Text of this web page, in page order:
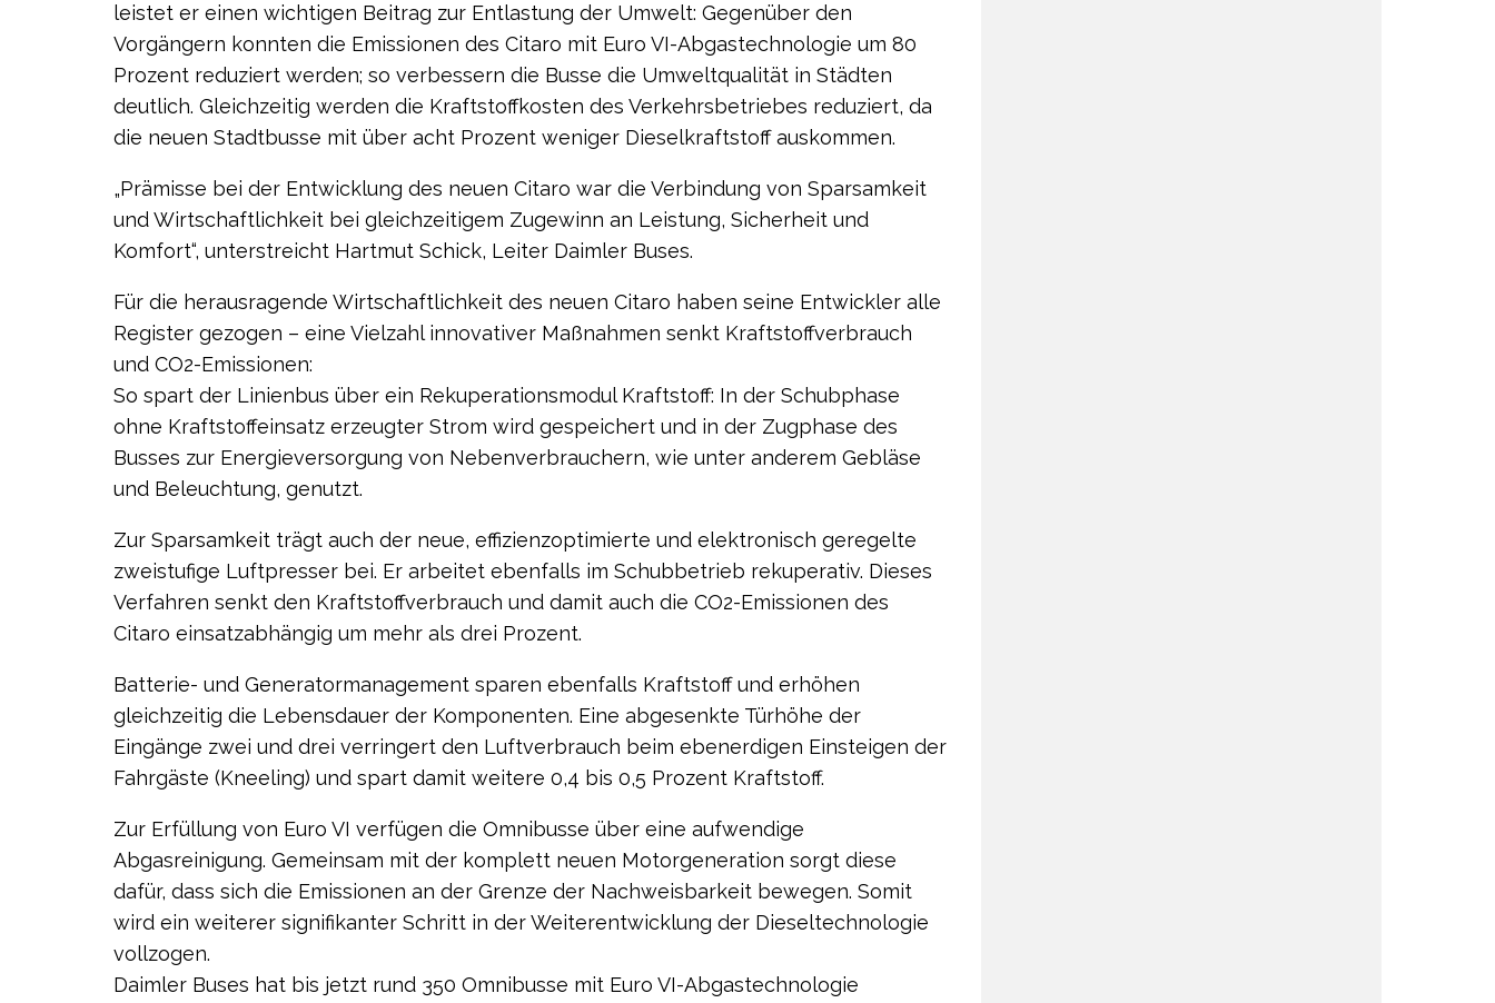
leistet er einen wichtigen Beitrag zur Entlastung der Umwelt: Gegenüber den
Vorgängern konnten die Emissionen des Citaro mit Euro VI-Abgastechnologie um 80
Prozent reduziert werden; so verbessern die Busse die Umweltqualität in Städten
deutlich. Gleichzeitig werden die Kraftstoffkosten des Verkehrs­betriebes reduziert, da
die neuen Stadtbusse mit über acht Prozent weniger Dieselkraftstoff auskommen.
„Prämisse bei der Entwicklung des neuen Citaro war die Verbindung von Sparsamkeit
und Wirtschaftlichkeit bei gleichzeitigem Zugewinn an Leistung, Sicherheit und
Komfort“, unterstreicht Hartmut Schick, Leiter Daimler Buses.
Für die herausragende Wirtschaftlichkeit des neuen Citaro haben seine Entwickler alle
Register gezogen – eine Vielzahl innovativer Maßnahmen senkt Kraftstoffverbrauch
und CO2-Emissionen:
So spart der Linienbus über ein Rekuperationsmodul Kraftstoff: In der Schubphase
ohne Kraft­stoffeinsatz erzeugter Strom wird gespeichert und in der Zugphase des
Busses zur Energieversorgung von Nebenverbrauchern, wie unter anderem Gebläse
und Beleuchtung, genutzt.
Zur Sparsamkeit trägt auch der neue, effizienzoptimierte und elektronisch geregelte
zwei­stufige Luftpresser bei. Er arbeitet ebenfalls im Schubbetrieb rekuperativ. Dieses
Verfahren senkt den Kraftstoffverbrauch und damit auch die CO2-Emissionen des
Citaro einsatzabhängig um mehr als drei Prozent.
Batterie- und Generatormanagement sparen ebenfalls Kraftstoff und erhöhen
gleichzeitig die Lebensdauer der Komponenten. Eine abgesenkte Türhöhe der
Eingänge zwei und drei verringert den Luftverbrauch beim ebenerdigen Einsteigen der
Fahrgäste (Kneeling) und spart damit weitere 0,4 bis 0,5 Prozent Kraftstoff.
Zur Erfüllung von Euro VI verfügen die Omnibusse über eine aufwendige
Abgasreinigung. Gemeinsam mit der komplett neuen Motorgeneration sorgt diese
dafür, dass sich die Emissionen an der Grenze der Nachweisbarkeit bewegen. Somit
wird ein weiterer signifikanter Schritt in der Weiterentwicklung der Dieseltechnologie
vollzogen.
Daimler Buses hat bis jetzt rund 350 Omnibusse mit Euro VI-Abgastechnologie